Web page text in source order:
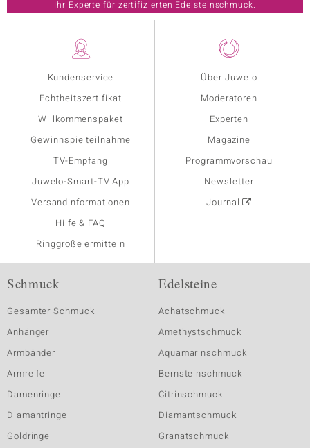
Kundenservice
Echtheitszertifikat
Willkommenspaket
Gewinnspielteilnahme
TV-Empfang
Juwelo-Smart-TV App
Versandinformationen
Hilfe & FAQ
Ringgröße ermitteln
Über Juwelo
Moderatoren
Experten
Magazine
Programmvorschau
Newsletter
Journal
Ihr Experte für zertifizierten Edelsteinschmuck.
Schmuck
Gesamter Schmuck
Anhänger
Armbänder
Armreife
Damenringe
Diamantringe
Goldringe
Edelsteine
Achatschmuck
Amethystschmuck
Aquamarinschmuck
Bernsteinschmuck
Citrinschmuck
Diamantschmuck
Granatschmuck